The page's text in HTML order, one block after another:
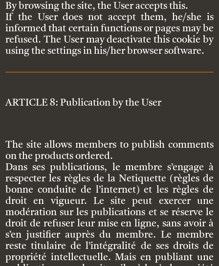
By browsing the site, the User accepts this.
If the User does not accept them, he/she is
informed that certain functions or pages may be
refused. The User may deactivate this cookie by
using the settings in his/her browser software.
ARTICLE 8: Publication by the User
The site allows members to publish comments
on the products ordered.
Dans ses publications, le membre s’engage à
respecter les règles de la Netiquette (règles de
bonne conduite de l’internet) et les règles de
droit en vigueur. Le site peut exercer une
modération sur les publications et se réserve le
droit de refuser leur mise en ligne, sans avoir à
s’en justifier auprès du membre. Le membre
reste titulaire de l’intégralité de ses droits de
propriété intellectuelle. Mais en publiant une